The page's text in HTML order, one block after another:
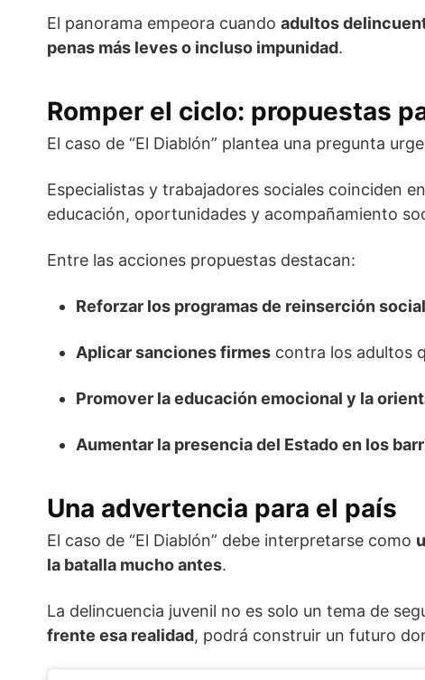
El panorama empeora cuando adultos
penas más leves o incluso impunidad.
Romper el ciclo: propuestas
El caso de “El Diablón” plantea una pregunta
Especialistas y trabajadores sociales coinciden
educación, oportunidades y acompañamiento
Entre las acciones propuestas destacan:
Reforzar los programas de reinserción
Aplicar sanciones firmes contra los adultos
Promover la educación emocional y la
Aumentar la presencia del Estado en los
Una advertencia para el país
El caso de “El Diablón” debe interpretarse como
la batalla mucho antes.
La delincuencia juvenil no es solo un tema de
frente esa realidad, podrá construir un futuro